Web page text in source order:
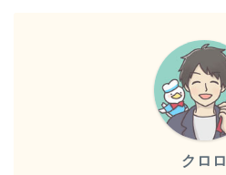
クロロ